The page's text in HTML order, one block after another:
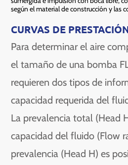
según el material de construcción y las
CURVAS DE
Para determinar el aire
el tamaño de una bomba
requieren dos tipos de
capacidad requerida del
La prevalencia total (Head
capacidad del fluido (Flow
prevalencia (Head H) es